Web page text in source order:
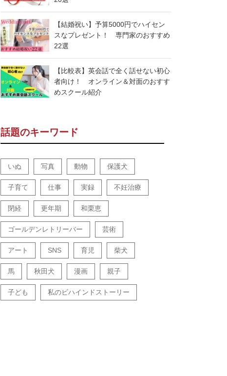
【結婚祝い】予算5000円でハイセン
スなプレゼント！ 専門家のおすすめ
22選
【比較表】英会話で全く話せない初心
者向け！ オンライン＆対面のおすす
めスクール紹介
話題のキーワード
いぬ 写真 動物 保護犬
子育て 仕事 実録 不妊治療
閉経 更年期 和栗恵
ゴールデンレトリーバー 芸術
アート SNS 育児 柴犬
馬 秋田犬 漫画 親子
子ども 私のビハインドストーリー